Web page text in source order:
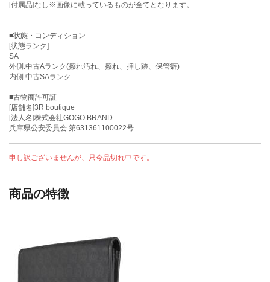
[付属品]なし※画像に載っているものが全てとなります。
■状態・コンディション
[状態ランク]
SA
外側:中古Aランク(擦れ汚れ、擦れ、押し跡、保管癖)
内側:中古SAランク
■古物商許可証
[店舗名]3R boutique
[法人名]株式会社GOGO BRAND
兵庫県公安委員会 第631361100022号
申し訳ございませんが、只今品切れ中です。
商品の特徴